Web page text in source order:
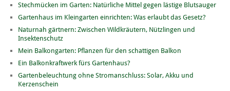
Stechmücken im Garten: Natürliche Mittel gegen lästige Blutsauger
Gartenhaus im Kleingarten einrichten: Was erlaubt das Gesetz?
Naturnah gärtnern: Zwischen Wildkräutern, Nützlingen und
Insektenschutz
Mein Balkongarten: Pflanzen für den schattigen Balkon
Ein Balkonkraftwerk fürs Gartenhaus?
Gartenbeleuchtung ohne Stromanschluss: Solar, Akku und
Kerzenschein